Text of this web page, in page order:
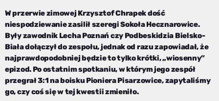
W przerwie zimowej Krzysztof Chrapek dość
niespodziewanie zasilił szeregi Sokoła Hecznarowice.
Były zawodnik Lecha Poznań czy Podbeskidzia Bielsko-
Biała dołączył do zespołu, jednak od razu zapowiadał, że
najprawdopodobniej będzie to tylko krótki, „wiosenny”
epizod. Po ostatnim spotkaniu, w którym jego zespół
przegrał 3:1 na boisku Pioniera Pisarzowice, zapytaliśmy
go, czy coś się w tej kwestii zmieniło.